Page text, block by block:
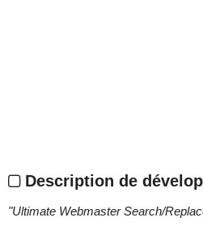
Description de
"Ultimate Webmaster Search/